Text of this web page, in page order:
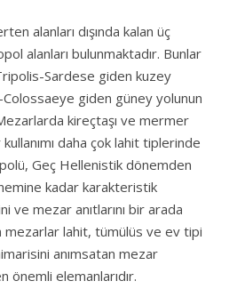
alanları dışında kalan üç
alanları bulunmaktadır. Bunlar
Sardese giden kuzey
giden güney yolunun
kireçtaşı ve mermer
kullanımı daha çok lahit tiplerinde
Geç Hellenistik dönemden
kadar karakteristik
ve mezar anıtlarını bir arada
lahit, tümülüs ve ev tipi
anımsatan mezar
önemli elemanlarıdır.